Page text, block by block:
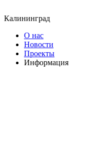
Калининград
О нас
Новости
Проекты
Информация